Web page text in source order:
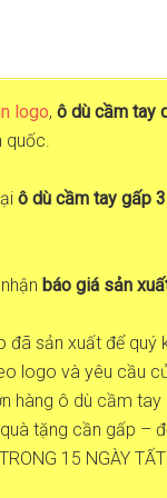
logo, ô dù cầm tay
quốc.
ô dù cầm tay gấp
báo giá sản
đã sản xuất để
logo và yêu cầu
hàng ô dù cầm
tặng cần gấp –
15 NGÀY